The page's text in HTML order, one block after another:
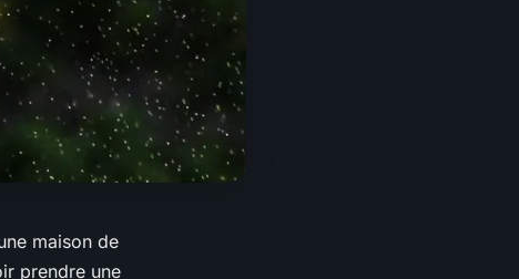
maison de
prendre une